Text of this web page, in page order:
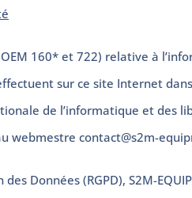
160* et 722) relative à
sur ce site Internet
de l’informatique et des
contact@s2m-
Données (RGPD), S2M-